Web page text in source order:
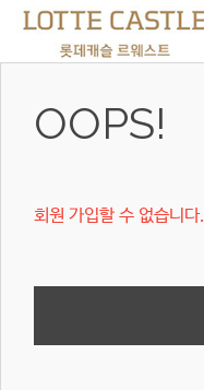
OOPS!
회원 가입할 수 없습니다.